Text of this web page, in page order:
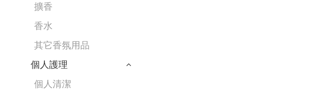
擴香
香水
其它香氛用品
個人護理
個人清潔